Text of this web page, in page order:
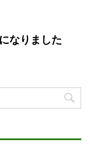
なりました